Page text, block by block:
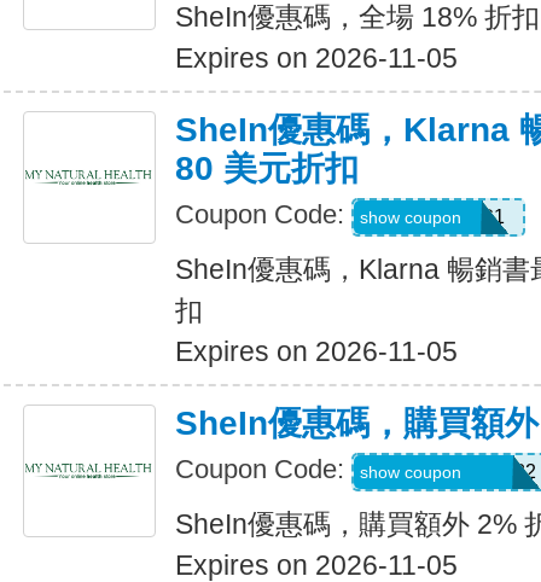
SheIn優惠碼，全場 18% 折扣
Expires on 2026-11-05
SheIn優惠碼，Klarna
80 美元折扣
Coupon Code: KLARNAAUG1
show coupon
SheIn優惠碼，Klarna 暢銷
扣
Expires on 2026-11-05
SheIn優惠碼，購買額
Coupon Code: Coriannekotel7582
show coupon
SheIn優惠碼，購買額外 2%
Expires on 2026-11-05